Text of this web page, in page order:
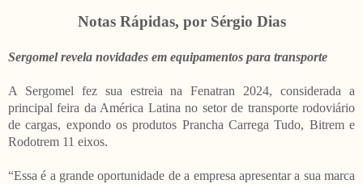
Notas Rápidas, por Sérgio Dias
Sergomel revela novidades em equipamentos para transporte
A Sergomel fez sua estreia na Fenatran 2024, considerada a
principal feira da América Latina no setor de transporte rodoviário
de cargas, expondo os produtos Prancha Carrega Tudo, Bitrem e
Rodotrem 11 eixos.
“Essa é a grande oportunidade de a empresa apresentar a sua marca